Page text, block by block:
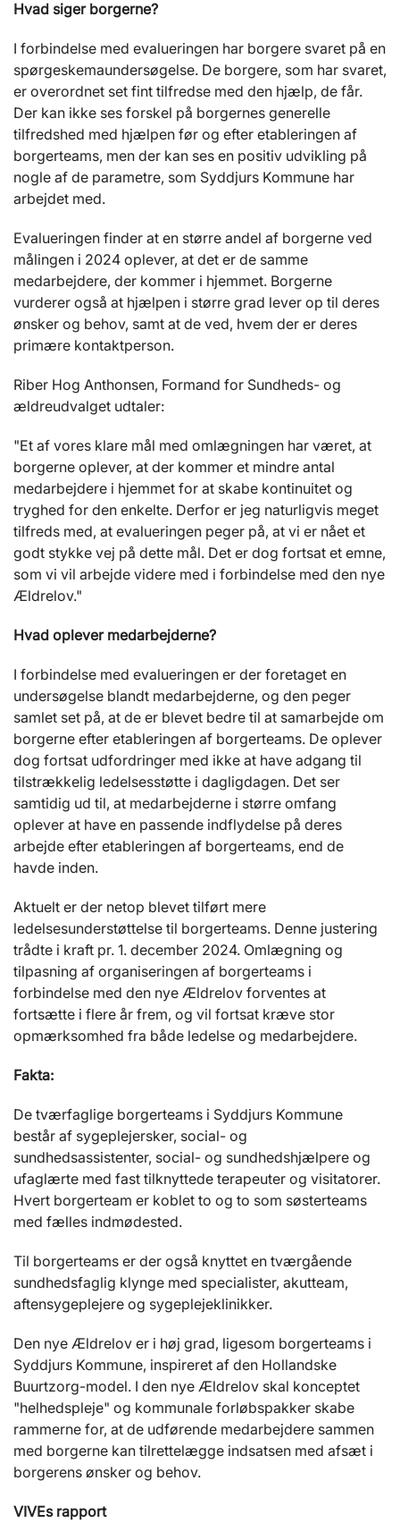
Hvad siger borgerne?
I forbindelse med evalueringen har borgere svaret på en
spørgeskemaundersøgelse. De borgere, som har svaret,
er overordnet set fint tilfredse med den hjælp, de får.
Der kan ikke ses forskel på borgernes generelle
tilfredshed med hjælpen før og efter etableringen af
borgerteams, men der kan ses en positiv udvikling på
nogle af de parametre, som Syddjurs Kommune har
arbejdet med.
Evalueringen finder at en større andel af borgerne ved
målingen i 2024 oplever, at det er de samme
medarbejdere, der kommer i hjemmet. Borgerne
vurderer også at hjælpen i større grad lever op til deres
ønsker og behov, samt at de ved, hvem der er deres
primære kontaktperson.
Riber Hog Anthonsen, Formand for Sundheds- og
ældreudvalget udtaler:
"Et af vores klare mål med omlægningen har været, at
borgerne oplever, at der kommer et mindre antal
medarbejdere i hjemmet for at skabe kontinuitet og
tryghed for den enkelte. Derfor er jeg naturligvis meget
tilfreds med, at evalueringen peger på, at vi er nået et
godt stykke vej på dette mål. Det er dog fortsat et emne,
som vi vil arbejde videre med i forbindelse med den nye
Ældrelov."
Hvad oplever medarbejderne?
I forbindelse med evalueringen er der foretaget en
undersøgelse blandt medarbejderne, og den peger
samlet set på, at de er blevet bedre til at samarbejde om
borgerne efter etableringen af borgerteams. De oplever
dog fortsat udfordringer med ikke at have adgang til
tilstrækkelig ledelsesstøtte i dagligdagen. Det ser
samtidig ud til, at medarbejderne i større omfang
oplever at have en passende indflydelse på deres
arbejde efter etableringen af borgerteams, end de
havde inden.
Aktuelt er der netop blevet tilført mere
ledelsesunderstøttelse til borgerteams. Denne justering
trådte i kraft pr. 1. december 2024. Omlægning og
tilpasning af organiseringen af borgerteams i
forbindelse med den nye Ældrelov forventes at
fortsætte i flere år frem, og vil fortsat kræve stor
opmærksomhed fra både ledelse og medarbejdere.
Fakta:
De tværfaglige borgerteams i Syddjurs Kommune
består af sygeplejersker, social- og
sundhedsassistenter, social- og sundhedshjælpere og
ufaglærte med fast tilknyttede terapeuter og visitatorer.
Hvert borgerteam er koblet to og to som søsterteams
med fælles indmødested.
Til borgerteams er der også knyttet en tværgående
sundhedsfaglig klynge med specialister, akutteam,
aftensygeplejere og sygeplejeklinikker.
Den nye Ældrelov er i høj grad, ligesom borgerteams i
Syddjurs Kommune, inspireret af den Hollandske
Buurtzorg-model. I den nye Ældrelov skal konceptet
"helhedspleje" og kommunale forløbspakker skabe
rammerne for, at de udførende medarbejdere sammen
med borgerne kan tilrettelægge indsatsen med afsæt i
borgerens ønsker og behov.
VIVEs rapport